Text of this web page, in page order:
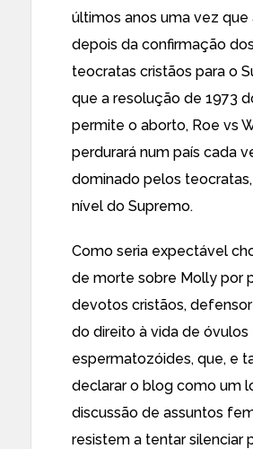
últimos anos uma vez que
depois da confirmação
teocratas cristãos para o
que a resolução de 1973
permite o aborto, Roe vs
perdurará num país cada
dominado pelos teocratas,
nível do Supremo.
Como seria expectável
de morte sobre Molly por
devotos cristãos,
do direito à vida de óvulos
espermatozóides, que, e
declarar o blog como um
discussão de assuntos
resistem a tentar silenciar